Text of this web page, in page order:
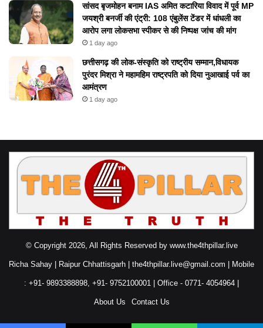
सांसद बृजमोहन बनाम IAS अमित कटारिया विवाद में पूर्व MP
जयश्री बनर्जी की एंट्री: 108 एंबुलेंस टेंडर में धांधली का
आरोप लगा लोकसभा स्पीकर से की निष्पक्ष जांच की मांग
1 day ago
छत्तीसगढ़ की लोक-संस्कृति को राष्ट्रीय सम्मान,विधायक
पुरंदर मिश्रा ने महामहिम राष्ट्रपति को दिया नुआखाई पर्व का
आमंत्रण
1 day ago
© Copyright 2026, All Rights Reserved by www.the4thpillar.live
Richa Sahay | Raipur Chhattisgarh | the4thpillar.live@gmail.com | Mobile
: +91- 9893388898, +91- 9752100001 | Office - 0771- 4054964 |
About Us Contact Us